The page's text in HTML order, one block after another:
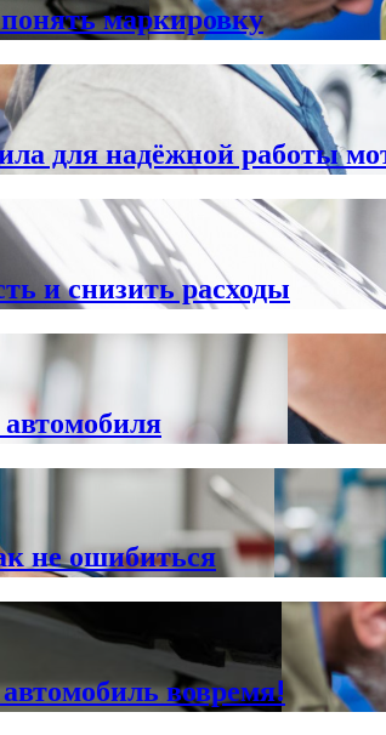
маркировку
для надёжной работы
и снизить расходы
не ошибиться
вовремя!